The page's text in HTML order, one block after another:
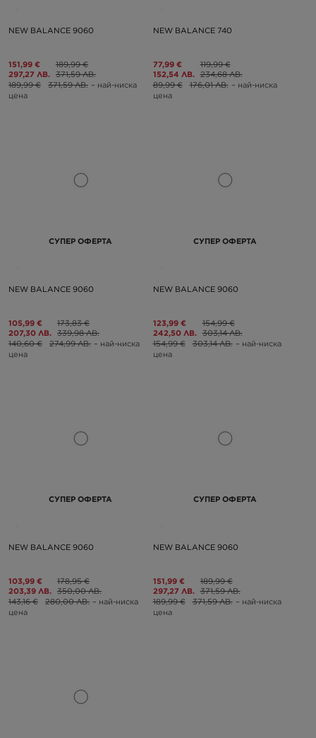
NEW BALANCE 9060
151,99 €
297,27 ЛВ.
189,99 €
371,59 ЛВ.
189,99 €
371,59 ЛВ. – най-ниска
цена
NEW BALANCE 740
77,99 €
152,54 ЛВ.
119,99 €
234,68 ЛВ.
89,99 €
176,01 ЛВ. – най-ниска
цена
СУПЕР ОФЕРТА
NEW BALANCE 9060
105,99 €
207,30 ЛВ.
173,83 €
339,98 ЛВ.
140,60 €
274,99 ЛВ. – най-ниска
цена
СУПЕР ОФЕРТА
NEW BALANCE 9060
123,99 €
242,50 ЛВ.
154,99 €
303,14 ЛВ.
154,99 €
303,14 ЛВ. – най-ниска
цена
СУПЕР ОФЕРТА
NEW BALANCE 9060
103,99 €
203,39 ЛВ.
178,95 €
350,00 ЛВ.
143,16 €
280,00 ЛВ. – най-ниска
цена
СУПЕР ОФЕРТА
NEW BALANCE 9060
151,99 €
297,27 ЛВ.
189,99 €
371,59 ЛВ.
189,99 €
371,59 ЛВ. – най-ниска
цена